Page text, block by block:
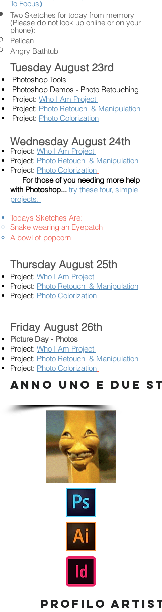
To Focus)
Two Sketches for today from memory
(Please do not look up online or on your
phone):
Pelican
Angry Bathtub
Tuesday August 23rd
Photoshop Tools
Photoshop Demos - Photo Retouching
Project: Who I Am Project
Project: Photo Retouch & Manipulation
Project: Photo Colorization
Wednesday August 24th
Project: Who I Am Project
Project: Photo Retouch & Manipulation
Project: Photo Colorization
For those of you needing more help
with Photoshop... try these four, simple
projects.
Todays Sketches Are:
Snake wearing an Eyepatch
A bowl of popcorn​
Thursday August 25th​
Project: Who I Am Project
Project: Photo Retouch & Manipulation
Project: Photo Colorization
Friday August 26th​
Picture Day - Photos
Project: Who I Am Project
Project: Photo Retouch & Manipulation
Project: Photo Colorization
ANNO UNO E DUE
PROFILO